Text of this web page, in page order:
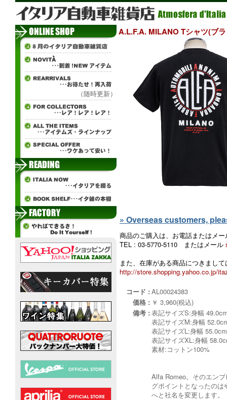
（随時更新）
A.L.F.A. MILANO Tシャツ(ブ
» Overseas customers,
商品のご購入は、お電話またはメ
TEL : 03-5770-5110 またはメール
また、在庫がある商品につきまし
http://store.shopping.yahoo.co.jp/
コード : AL00024383
価格 : ￥ 3,960(税込)
備考 : 表記サイズS:身幅
表記サイズM:身幅
表記サイズL:身幅
表記サイズXL:身幅
素材:コットン100%
Alfa Romeo。そのエン
グポイントとなったの
へと社名を変更します。